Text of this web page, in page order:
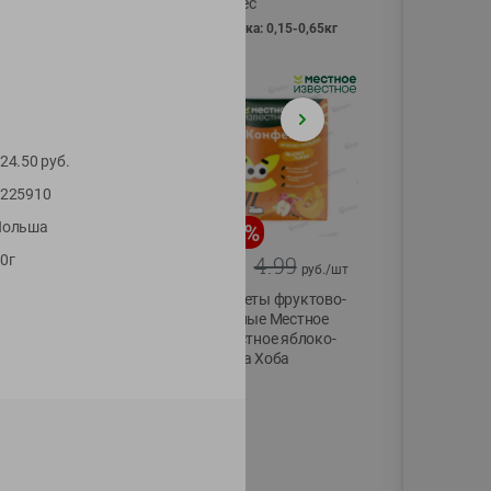
фасовка: 0,15-0,65кг
-13
%
4.99 руб./шт
Конфеты фруктово-
ягодные Местное
известное яблоко-
тыква Хоба
руб.